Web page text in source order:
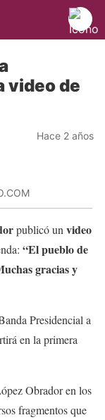
video de
Hace 2 años
publicó un video
“El pueblo de
gracias y
Presidencial a
en la primera
Obrador en los
fragmentos que